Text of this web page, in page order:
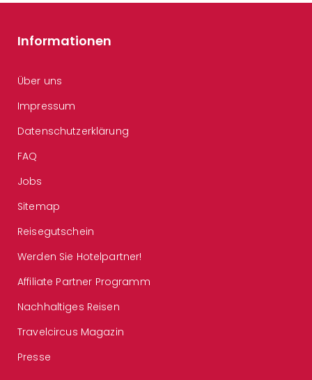
Informationen
Über uns
Impressum
Datenschutzerklärung
FAQ
Jobs
Sitemap
Reisegutschein
Werden Sie Hotelpartner!
Affiliate Partner Programm
Nachhaltiges Reisen
Travelcircus Magazin
Presse